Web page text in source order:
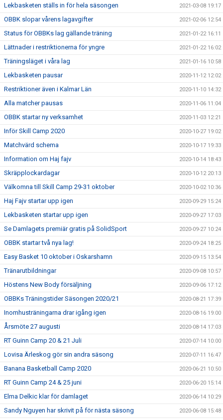
Lekbasketen ställs in för hela säsongen 2021-03-08 19:17
OBBK slopar vårens lagavgifter 2021-02-06 12:54
Status för OBBKs lag gällande träning 2021-01-22 16:11
Lättnader i restriktionerna för yngre 2021-01-22 16:02
Träningsläget i våra lag 2021-01-16 10:58
Lekbasketen pausar 2020-11-12 12:02
Restriktioner även i Kalmar Län 2020-11-10 14:32
Alla matcher pausas 2020-11-06 11:04
OBBK startar ny verksamhet 2020-11-03 12:21
Inför Skill Camp 2020 2020-10-27 19:02
Matchvärd schema 2020-10-17 19:33
Information om Haj fajv 2020-10-14 18:43
Skräpplockardagar 2020-10-12 20:13
Välkomna till Skill Camp 29-31 oktober 2020-10-02 10:36
Haj Fajv startar upp igen 2020-09-29 15:24
Lekbasketen startar upp igen 2020-09-27 17:03
Se Damlagets premiär gratis på SolidSport 2020-09-27 10:24
OBBK startar två nya lag! 2020-09-24 18:25
Easy Basket 10 oktober i Oskarshamn 2020-09-15 13:54
Tränarutbildningar 2020-09-08 10:57
Höstens New Body försäljning 2020-09-06 17:12
OBBKs Träningstider Säsongen 2020/21 2020-08-21 17:39
Inomhusträningarna drar igång igen 2020-08-16 19:00
Årsmöte 27 augusti 2020-08-14 17:03
RT Guinn Camp 20 & 21 Juli 2020-07-14 10:00
Lovisa Ärleskog gör sin andra säsong 2020-07-11 16:47
Banana Basketball Camp 2020 2020-06-21 10:50
RT Guinn Camp 24 & 25 juni 2020-06-20 15:14
Elma Delkic klar för damlaget 2020-06-14 10:29
Sandy Nguyen har skrivit på för nästa säsong 2020-06-08 15:48